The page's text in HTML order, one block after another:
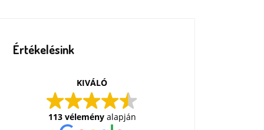
Értékelésink
KIVÁLÓ
113 véleményalapján